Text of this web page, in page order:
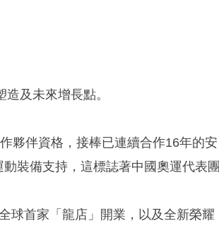
及未來增長點。
夥伴資格，接棒已連續合作16年的安
裝備支持，這標誌著中國奧運代表團
球首家「龍店」開業，以及全新榮耀